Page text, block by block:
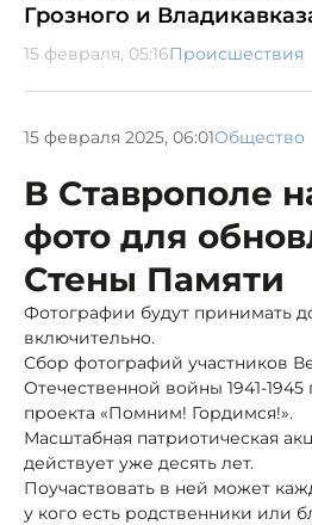
Грозного и
15 февраля, 05:16Происшествия
15 февраля 2025, 06:01Общество
В Ставрополе
фото для
Стены Памяти
Фотографии будут принимать
включительно.
Сбор фотографий участников
Отечественной войны 1941-1945
проекта «Помним! Гордимся!».
Масштабная патриотическая
действует уже десять лет.
Поучаствовать в ней может
у кого есть родственники или